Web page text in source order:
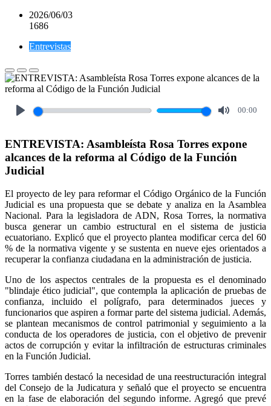
2026/06/03
1686
Entrevistas
00:00
ENTREVISTA: Asambleísta Rosa Torres expone
alcances de la reforma al Código de la Función
Judicial
El proyecto de ley para reformar el Código Orgánico de la Función
Judicial es una propuesta que se debate y analiza en la Asamblea
Nacional. Para la legisladora de ADN, Rosa Torres, la normativa
busca generar un cambio estructural en el sistema de justicia
ecuatoriano. Explicó que el proyecto plantea modificar cerca del 60
% de la normativa vigente y se sustenta en nueve ejes orientados a
recuperar la confianza ciudadana en la administración de justicia.
Uno de los aspectos centrales de la propuesta es el denominado
"blindaje ético judicial", que contempla la aplicación de pruebas de
confianza, incluido el polígrafo, para determinados jueces y
funcionarios que aspiren a formar parte del sistema judicial. Además,
se plantean mecanismos de control patrimonial y seguimiento a la
conducta de los operadores de justicia, con el objetivo de prevenir
actos de corrupción y evitar la infiltración de estructuras criminales
en la Función Judicial.
Torres también destacó la necesidad de una reestructuración integral
del Consejo de la Judicatura y señaló que el proyecto se encuentra
en la fase de elaboración del segundo informe. Agregó que prevé